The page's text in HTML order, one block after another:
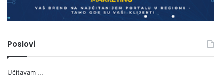
Poslovi
Učitavam ...